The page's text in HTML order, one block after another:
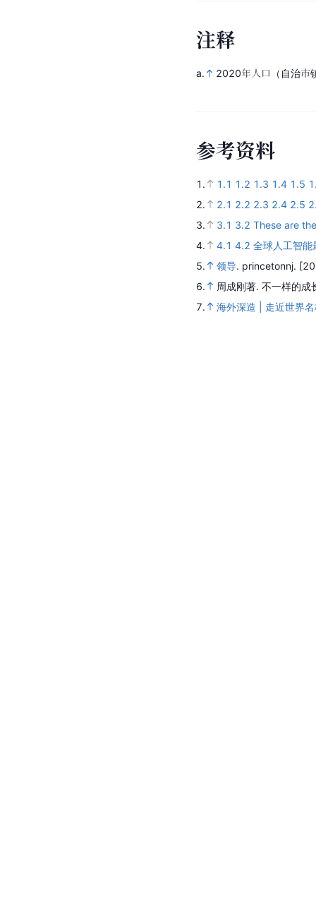
注释
a. 2020年人口（自治
参考资料
1. 1.1 1.2 1.3 1.4 1.5
2.
2.1 2.2 2.3 2.4 2.5
3.
3.1 3.2 These are
4.
4.1 4.2 全球人工智能
5.
领导. princetonnj.
6.
周成刚著. 不一样的成
7.
海外深造 | 走近世界